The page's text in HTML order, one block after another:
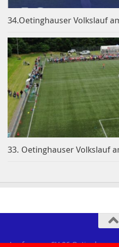
34.Oetinghauser Volkslauf
33. Oetinghauser Volkslauf
Laufgruppe SV 06